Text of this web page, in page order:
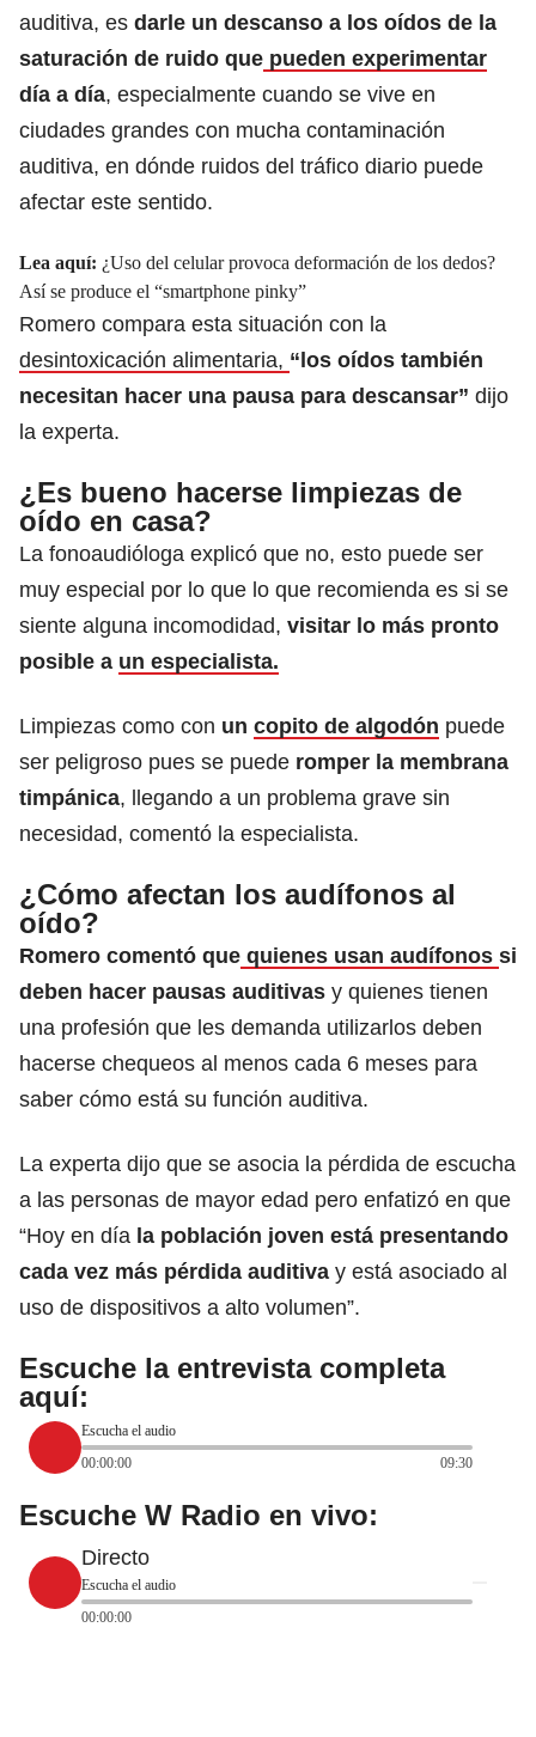
auditiva, es darle un descanso a los oídos de la
saturación de ruido que pueden experimentar
día a día, especialmente cuando se vive en
ciudades grandes con mucha contaminación
auditiva, en dónde ruidos del tráfico diario puede
afectar este sentido.
Lea aquí: ¿Uso del celular provoca deformación de los dedos?
Así se produce el “smartphone pinky”
Romero compara esta situación con la
desintoxicación alimentaria, “los oídos también
necesitan hacer una pausa para descansar” dijo
la experta.
¿Es bueno hacerse limpiezas de
oído en casa?
La fonoaudióloga explicó que no, esto puede ser
muy especial por lo que lo que recomienda es si se
siente alguna incomodidad, visitar lo más pronto
posible a un especialista.
Limpiezas como con un copito de algodón puede
ser peligroso pues se puede romper la membrana
timpánica, llegando a un problema grave sin
necesidad, comentó la especialista.
¿Cómo afectan los audífonos al
oído?
Romero comentó que quienes usan audífonos si
deben hacer pausas auditivas y quienes tienen
una profesión que les demanda utilizarlos deben
hacerse chequeos al menos cada 6 meses para
saber cómo está su función auditiva.
La experta dijo que se asocia la pérdida de escucha
a las personas de mayor edad pero enfatizó en que
“Hoy en día la población joven está presentando
cada vez más pérdida auditiva y está asociado al
uso de dispositivos a alto volumen”.
Escuche la entrevista completa
aquí:
Escucha el audio
00:00:00
09:30
Escuche W Radio en vivo:
Directo
Escucha el audio
00:00:00